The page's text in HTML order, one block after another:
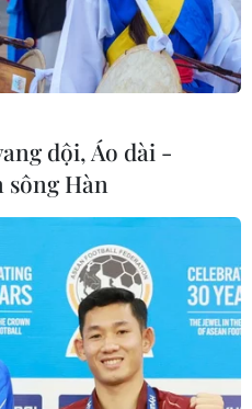
huynh cho con
kiến thức
em mình đến trường là
nên phụ huynh lo
ít em đang ở trong khu
dội, Áo dài -
sông Hàn